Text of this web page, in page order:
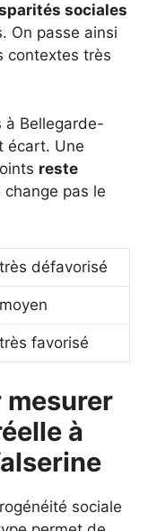
sociales
On passe ainsi
contextes très
à Bellegarde-
écart. Une
reste
change pas le
défavorisé
favorisé
mesurer
à
sociale